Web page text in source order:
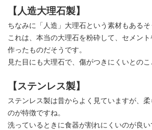
【人造大理石製】
ちなみに「人造」大理石という素材もあるそ
これは、本当の大理石を粉砕して、セメン
作ったものだそうです。
見た目にも大理石で、傷がつきにくいとのこ
【ステンレス製】
ステンレス製は昔からよく見ていますが、
のが特徴ですね。
洗っているときに食器が割れにくいのが良い